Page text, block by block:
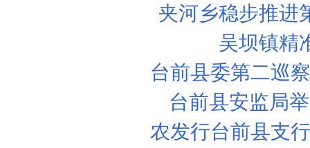
夹河乡稳步推进
吴坝镇精
台前县委第二巡
台前县安监局
农发行台前县支